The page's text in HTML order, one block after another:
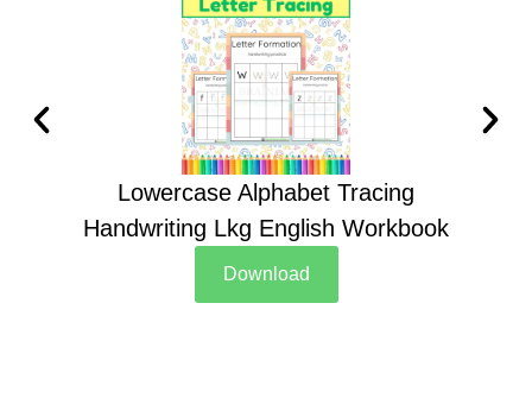
Lowercase Alphabet Tracing
Handwriting Lkg English Workbook
Download